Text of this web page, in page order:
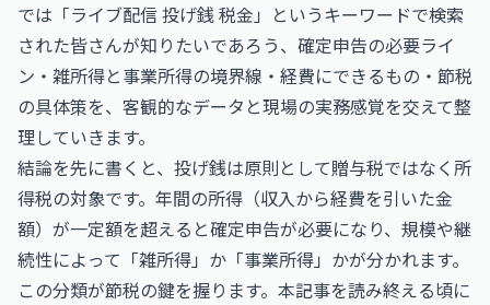
では「ライブ配信 投げ銭 税金」というキーワードで検索
された皆さんが知りたいであろう、確定申告の必要ライ
ン・雑所得と事業所得の境界線・経費にできるもの・節税
の具体策を、客観的なデータと現場の実務感覚を交えて整
理していきます。
結論を先に書くと、投げ銭は原則として贈与税ではなく所
得税の対象です。年間の所得（収入から経費を引いた金
額）が一定額を超えると確定申告が必要になり、規模や継
続性によって「雑所得」か「事業所得」かが分かれます。
この分類が節税の鍵を握ります。本記事を読み終える頃に